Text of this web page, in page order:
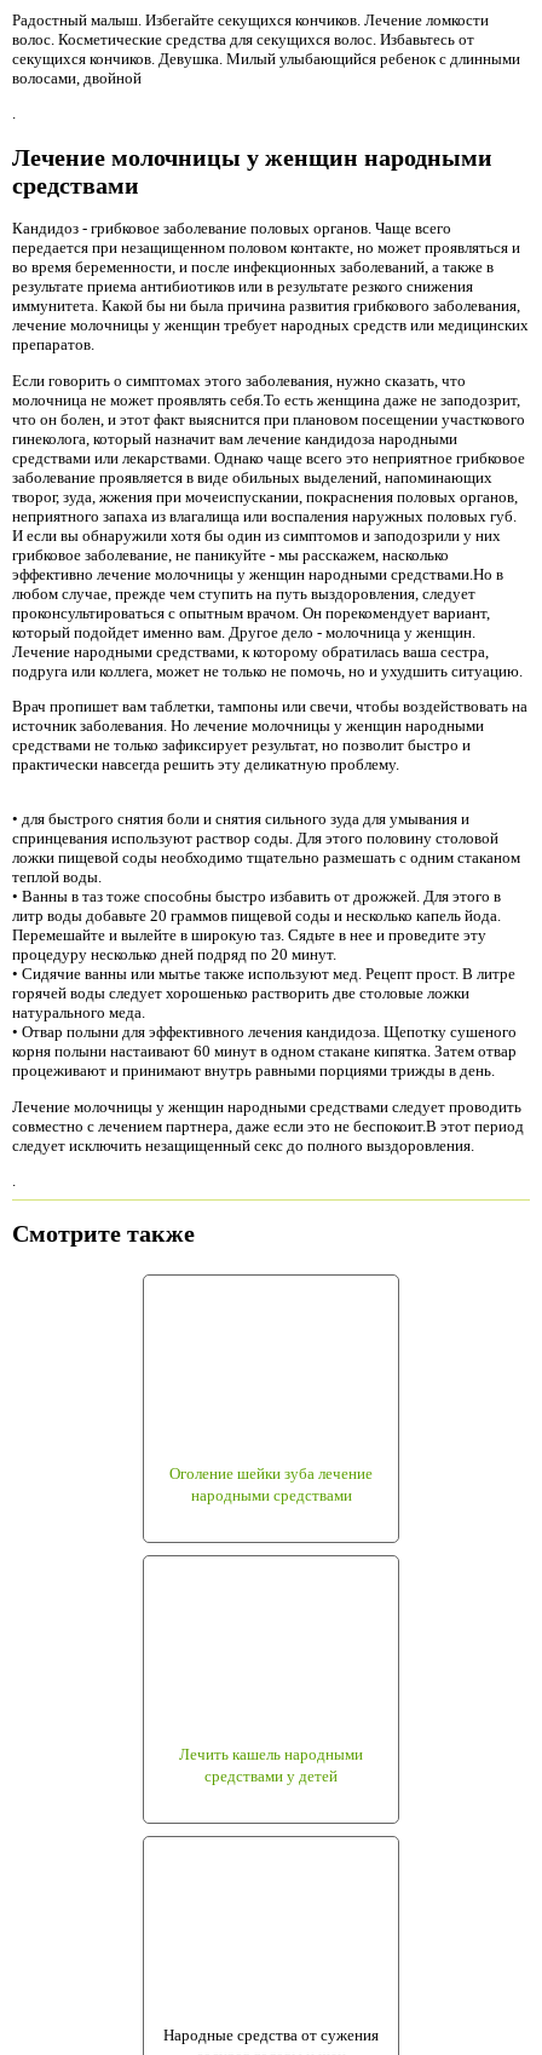
Радостный малыш. Избегайте секущихся кончиков. Лечение ломкости
волос. Косметические средства для секущихся волос. Избавьтесь от
секущихся кончиков. Девушка. Милый улыбающийся ребенок с длинными
волосами, двойной
.
Лечение молочницы у женщин народными
средствами
Кандидоз - грибковое заболевание половых органов. Чаще всего
передается при незащищенном половом контакте, но может проявляться и
во время беременности, и после инфекционных заболеваний, а также в
результате приема антибиотиков или в результате резкого снижения
иммунитета. Какой бы ни была причина развития грибкового заболевания,
лечение молочницы у женщин требует народных средств или медицинских
препаратов.
Если говорить о симптомах этого заболевания, нужно сказать, что
молочница не может проявлять себя.То есть женщина даже не заподозрит,
что он болен, и этот факт выяснится при плановом посещении участкового
гинеколога, который назначит вам лечение кандидоза народными
средствами или лекарствами. Однако чаще всего это неприятное грибковое
заболевание проявляется в виде обильных выделений, напоминающих
творог, зуда, жжения при мочеиспускании, покраснения половых органов,
неприятного запаха из влагалища или воспаления наружных половых губ.
И если вы обнаружили хотя бы один из симптомов и заподозрили у них
грибковое заболевание, не паникуйте - мы расскажем, насколько
эффективно лечение молочницы у женщин народными средствами.Но в
любом случае, прежде чем ступить на путь выздоровления, следует
проконсультироваться с опытным врачом. Он порекомендует вариант,
который подойдет именно вам. Другое дело - молочница у женщин.
Лечение народными средствами, к которому обратилась ваша сестра,
подруга или коллега, может не только не помочь, но и ухудшить ситуацию.
Врач пропишет вам таблетки, тампоны или свечи, чтобы воздействовать на
источник заболевания. Но лечение молочницы у женщин народными
средствами не только зафиксирует результат, но позволит быстро и
практически навсегда решить эту деликатную проблему.
• для быстрого снятия боли и снятия сильного зуда для умывания и
спринцевания используют раствор соды. Для этого половину столовой
ложки пищевой соды необходимо тщательно размешать с одним стаканом
теплой воды.
• Ванны в таз тоже способны быстро избавить от дрожжей. Для этого в
литр воды добавьте 20 граммов пищевой соды и несколько капель йода.
Перемешайте и вылейте в широкую таз. Сядьте в нее и проведите эту
процедуру несколько дней подряд по 20 минут.
• Сидячие ванны или мытье также используют мед. Рецепт прост. В литре
горячей воды следует хорошенько растворить две столовые ложки
натурального меда.
• Отвар полыни для эффективного лечения кандидоза. Щепотку сушеного
корня полыни настаивают 60 минут в одном стакане кипятка. Затем отвар
процеживают и принимают внутрь равными порциями трижды в день.
Лечение молочницы у женщин народными средствами следует проводить
совместно с лечением партнера, даже если это не беспокоит.В этот период
следует исключить незащищенный секс до полного выздоровления.
.
Смотрите также
Оголение шейки зуба лечение
народными средствами
Лечить кашель народными
средствами у детей
Народные средства от сужения